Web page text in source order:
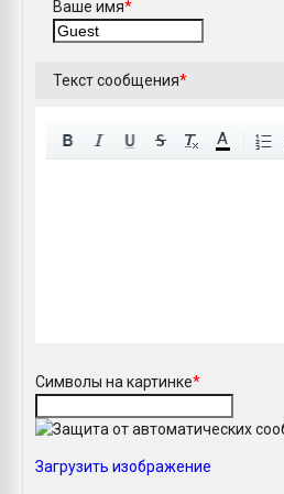
Ваше имя*
Текст сообщения*
A
Символы на картинке*
Загрузить изображение